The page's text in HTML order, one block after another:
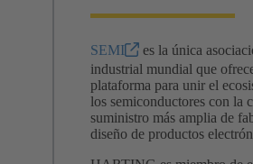
SEMI
es la única
industrial mundial que
plataforma para unir el
los semiconductores con la
suministro más amplia de
diseño de productos